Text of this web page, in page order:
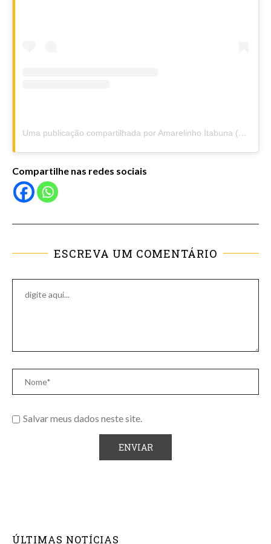
Uma publicação compartilhada por Amarelinho Itabuna (@amarelinhoitabuna)
Compartilhe nas redes sociais
ESCREVA UM COMENTÁRIO
Salvar meus dados neste site.
ÚLTIMAS NOTÍCIAS